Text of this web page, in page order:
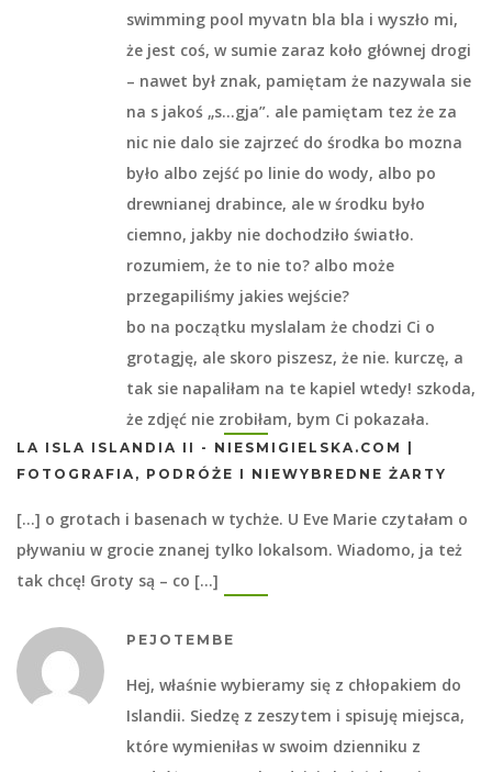
swimming pool myvatn bla bla i wyszło mi,
że jest coś, w sumie zaraz koło głównej drogi
– nawet był znak, pamiętam że nazywala sie
na s jakoś „s…gja”. ale pamiętam tez że za
nic nie dalo sie zajrzeć do środka bo mozna
było albo zejść po linie do wody, albo po
drewnianej drabince, ale w środku było
ciemno, jakby nie dochodziło światło.
rozumiem, że to nie to? albo może
przegapiliśmy jakies wejście?
bo na początku myslalam że chodzi Ci o
grotagję, ale skoro piszesz, że nie. kurczę, a
tak sie napaliłam na te kapiel wtedy! szkoda,
że zdjęć nie zrobiłam, bym Ci pokazała.
LA ISLA ISLANDIA II - NIESMIGIELSKA.COM |
FOTOGRAFIA, PODRÓŻE I NIEWYBREDNE ŻARTY
[…] o grotach i basenach w tychże. U Eve Marie czytałam o
pływaniu w grocie znanej tylko lokalsom. Wiadomo, ja też
tak chcę! Groty są – co […]
PEJOTEMBE
Hej, właśnie wybieramy się z chłopakiem do
Islandii. Siedzę z zeszytem i spisuję miejsca,
które wymieniłas w swoim dzienniku z